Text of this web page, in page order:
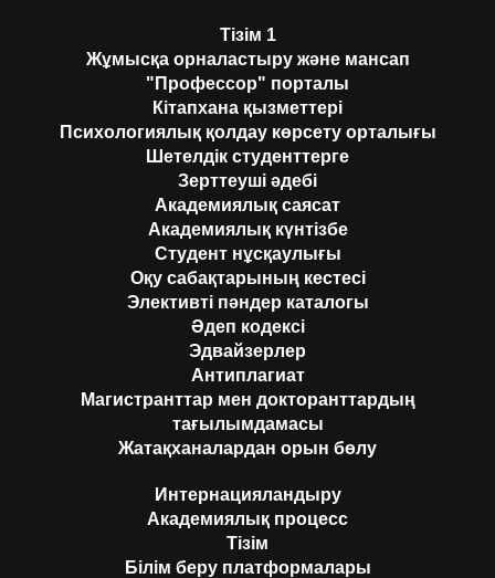
Тізім 1
Жұмысқа орналастыру және мансап
"Профессор" порталы
Кітапхана қызметтері
Психологиялық қолдау көрсету орталығы
Шетелдік студенттерге
Зерттеуші әдебі
Академиялық саясат
Академиялық күнтізбе
Студент нұсқаулығы
Оқу сабақтарының кестесі
Элективті пәндер каталогы
Әдеп кодексі
Эдвайзерлер
Антиплагиат
Магистранттар мен докторанттардың
тағылымдамасы
Жатақханалардан орын бөлу
Интернацияландыру
Академиялық процесс
Тізім
Білім беру платформалары